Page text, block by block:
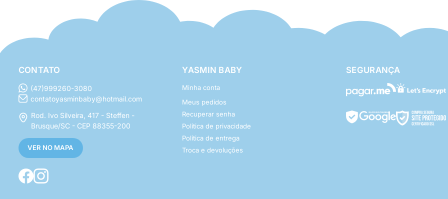
CONTATO
(47)999260-3080
contatoyasminbaby@hotmail.com
Rod. Ivo Silveira, 417 - Steffen -
Brusque/SC - CEP 88355-200
VER NO MAPA
YASMIN BABY
Minha conta
Meus pedidos
Recuperar senha
Política de privacidade
Política de entrega
Troca e devoluções
SEGURANÇA